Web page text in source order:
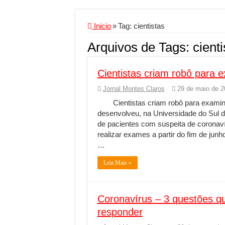
Mais da metade
Comércio Interativo
PF e Emissoras
De economista a
Marcenaria sob
Do estudo à
Qualidade do
Inicio » Tag: cientistas
Arquivos de Tags:
Cientistas criam robô para
Jornal Montes Claros 29 de maio de
Cientistas criam robô para
desenvolveu, na Universidade do Sul
de pacientes com suspeita de
realizar exames a partir do fim de
…
Leia Mais »
Coronavírus – 3 questões
responder